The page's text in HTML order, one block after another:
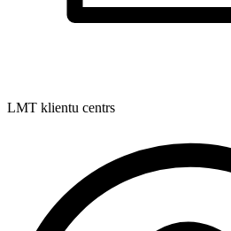
LMT klientu centrs